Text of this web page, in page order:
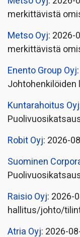
merkittävistä
Metso Oyj: 2026-
merkittävistä
Enento Group Oyj
Kuntarahoitus Oyj
Robit Oyj: 2026-
Suominen
Raisio Oyj: 2026-
hallitus/johto/
Atria Oyj: 2026-